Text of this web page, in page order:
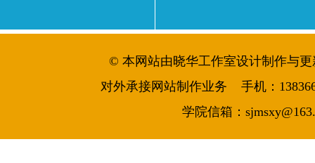
© 本网站由晓华工作室设计制作与更
对外承接网站制作业务 手机：
学院信箱：